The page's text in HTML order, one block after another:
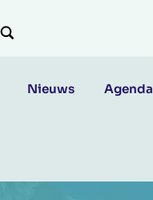
Nieuws Agenda